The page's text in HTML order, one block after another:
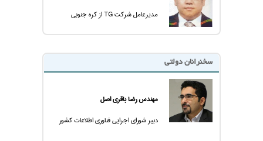
مدیرعامل شرکت TG از کره جنوبی
سخنرانان دولتی
مهندس رضا باقری اصل
دبیر شورای اجرایی فناوری اطلاعات کشور